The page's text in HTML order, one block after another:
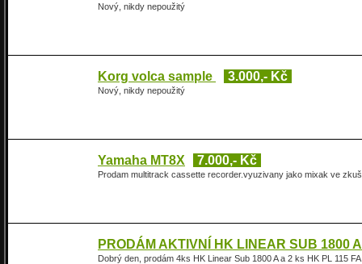
Nový, nikdy nepoužitý
Korg volca sample 3.000,- Kč
Nový, nikdy nepoužitý
Yamaha MT8X 7.000,- Kč
Prodam multitrack cassette recorder.vyuzivany jako mixak ve
PRODÁM AKTIVNÍ HK LINEAR SUB 1800
Dobrý den, prodám 4ks HK Linear Sub 1800 A a 2 ks HK PL 115